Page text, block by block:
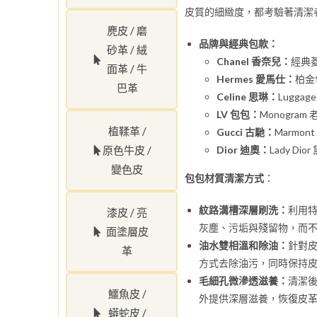
麂皮 / 磨
砂革 / 絨
面革 / 牛
巴革
植鞣革 /
原色牛皮 /
變色皮
漆皮 / 亮
面塗層皮
革
鱷魚皮 /
蟒蛇皮 /
皮質的細緻度，都考驗著清
品牌與經典包款：
Chanel 香奈兒：經典
Hermes 愛馬仕：柏
Celine 思琳：
LV 包包：Monogram
Gucci 古馳：Marmont
Dior 迪奧：Lady Dior
包包材質清潔方式 ：
紋路溝槽深層刷洗：利用
灰塵、污垢與殘留物，而
油水雙相溫和除油： 針對
方式去除油污，同時保持
毛細孔微滲透滋養：清潔
外提供深層滋養，恢復皮